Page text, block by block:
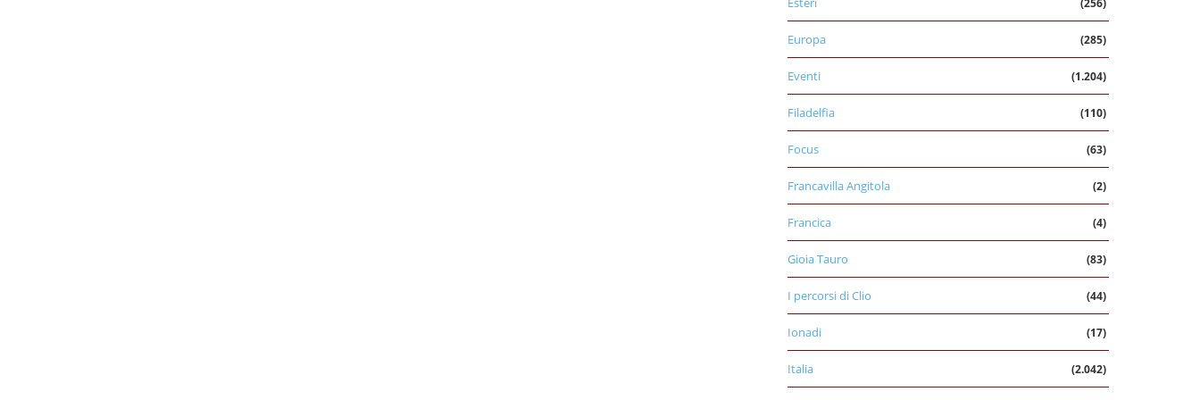
(256)
Europa (285)
Eventi (1.204)
Filadelfia (110)
Focus (63)
Francavilla Angitola (2)
Francica (4)
Gioia Tauro (83)
I percorsi di Clio (44)
Ionadi (17)
Italia (2.042)